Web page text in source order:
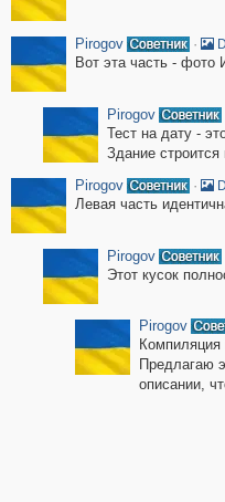
Pirogov ·
Вот эта часть -
Pirogov
Тест на дату -
Здание строится
Pirogov
·
Левая часть
Pirogov
Этот кусок
Pirogov
Предлагаю
описании,